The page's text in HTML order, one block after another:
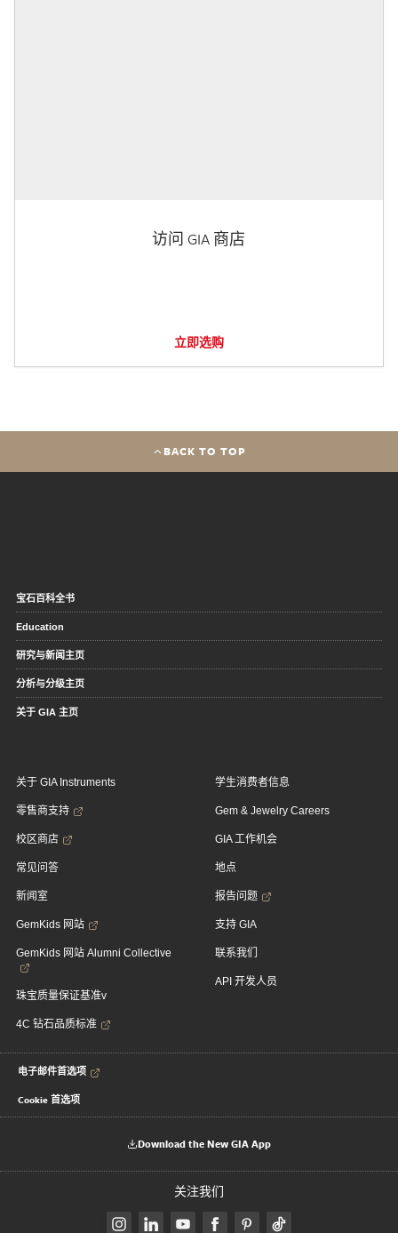
访问 GIA 商店
立即选购
BACK TO TOP
宝石百科全书
Education
研究与新闻主页
分析与分级主页
关于 GIA 主页
关于 GIA Instruments
零售商支持
校区商店
常见问答
新闻室
GemKids 网站
GemKids 网站 Alumni Collective
珠宝质量保证基准v
4C 钻石品质标准
学生消费者信息
Gem & Jewelry Careers
GIA 工作机会
地点
报告问题
支持 GIA
联系我们
API 开发人员
电子邮件首选项
Cookie 首选项
Download the New GIA App
关注我们